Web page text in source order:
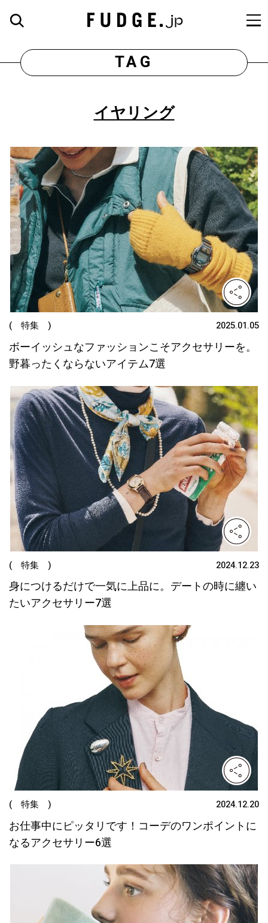
TAG
イヤリング
( 特集 ) 2025.01.05
ボーイッシュなファッションこそアクセサリーを。
野暮ったくならないアイテム7選
( 特集 ) 2024.12.23
身につけるだけで一気に上品に。デートの時に纏い
たいアクセサリー7選
( 特集 ) 2024.12.20
お仕事中にピッタリです！コーデのワンポイントに
なるアクセサリー6選